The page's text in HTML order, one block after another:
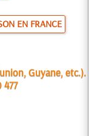
EN FRANCE
Guyane, etc.).
477